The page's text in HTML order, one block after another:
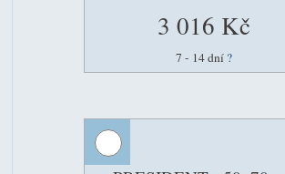
3 016 Kč
7 - 14 dní ?